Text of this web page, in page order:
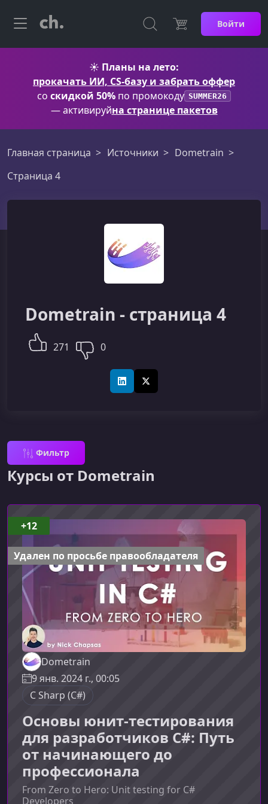
Войти
☀️ Планы на лето:
прокачать ИИ, CS-базу и забрать оффер
со скидкой 50% по промокоду SUMMER26
— активируйна странице пакетов
Главная страница Источники
Dometrain
Страница 4
Dometrain - страница 4
271 0
LinkedInX (Twitter)
Фильтр
Курсы от Dometrain
Dometrain
9 янв. 2024 г., 00:05
C Sharp (C#)
Основы юнит-тестирования
для разработчиков C#: Путь
от начинающего до
профессионала
From Zero to Hero: Unit testing for C#
Developers
+12
Удален по просьбе правообладателя